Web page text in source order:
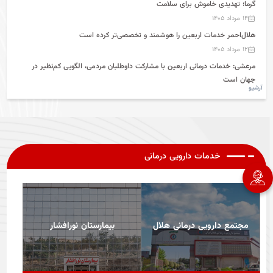
کولیوند: بیش از یک‌میلیون و ۳۰۰ هزار خدمت به زائران اربعین در عراق ارائه شد /
هیچ بیماری واگیری میان زائران گزارش نشده است
۹ مرداد ۱۴۰۵
دکتر کولیوند در بازدید از مرز خسروی: خدمات‌رسانی عالی و ارزشمند است/حتی یک
مورد نارضایتی میان زائران ندیدم+فیلم
۹ مرداد ۱۴۰۵
گرما؛ تهدیدی خاموش برای سلامت
۱۴ مرداد ۱۴۰۵
هلال‌احمر خدمات اربعین را هوشمند و تخصصی‌تر کرده است
۱۲ مرداد ۱۴۰۵
مرعشی: خدمات درمانی اربعین با مشارکت داوطلبان مردمی، الگویی کم‌نظیر در
جهان است
قدم‌های استوار در پیاده‌روی اربعین/ چگونه از پاها مراقبت کنیم؟+فیلم
۱۰ مرداد ۱۴۰۵
دکتر کولیوند در بازدید از مرز خسروی: خدمات‌رسانی عالی و ارزشمند است/حتی یک
مورد نارضایتی میان زائران ندیدم+فیلم
۹ مرداد ۱۴۰۵
آرشیو
خدمات دارویی درمانی
مجتمع دارویی درمانی هلال بیمارستان نورافشار